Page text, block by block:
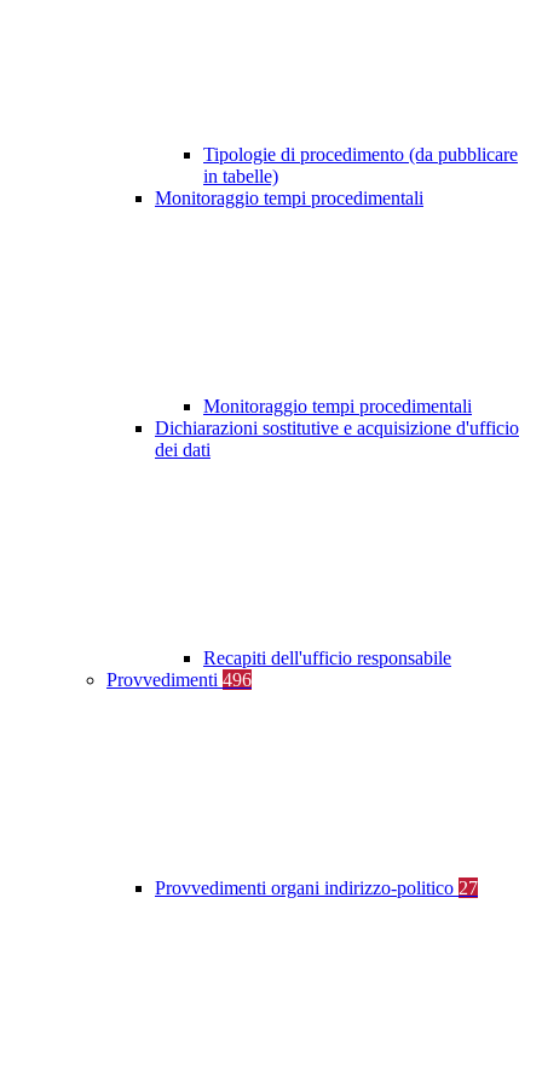
Tipologie di procedimento (da pubblicare
in tabelle)
Monitoraggio tempi procedimentali
Monitoraggio tempi procedimentali
Dichiarazioni sostitutive e acquisizione d'ufficio
dei dati
Recapiti dell'ufficio responsabile
Provvedimenti 496
Provvedimenti organi indirizzo-politico 27